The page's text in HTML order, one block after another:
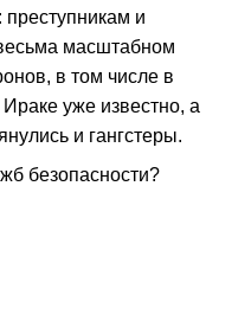
преступникам и
масштабном
в том числе в
уже известно, а
и гангстеры.
безопасности?